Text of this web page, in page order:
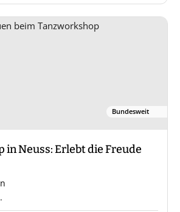
Bundesweit
in Neuss: Erlebt die Freude